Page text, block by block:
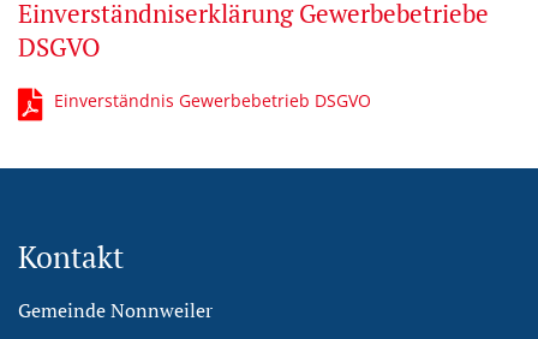
Einverständniserklärung Gewerbebetriebe
DSGVO
Einverständnis Gewerbebetrieb DSGVO
Kontakt
Gemeinde Nonnweiler